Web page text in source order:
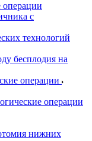
операции
с
технологий
бесплодия на
операции
операции
нижних